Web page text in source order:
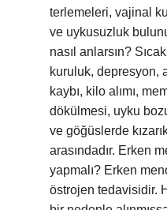
terlemeleri, vajinal
ve uykusuzluk
nasıl anlarsın?
kuruluk, depresyon,
kaybı, kilo alımı,
dökülmesi, uyku
ve göğüslerde
arasındadır. Erken
yapmalı? Erken
östrojen tedavisidir.